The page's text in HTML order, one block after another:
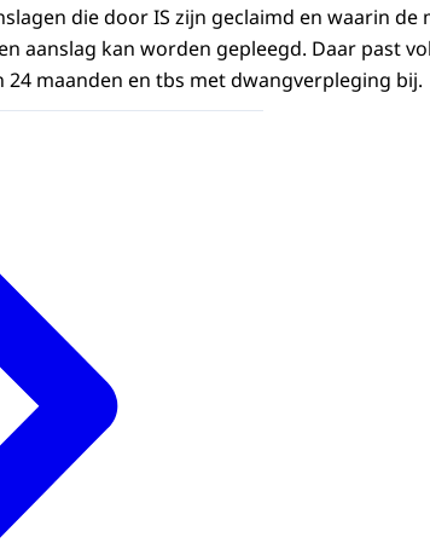
die door IS zijn geclaimd en waarin
aanslag kan worden gepleegd. Daar past
24 maanden en tbs met dwangverpleging bij.